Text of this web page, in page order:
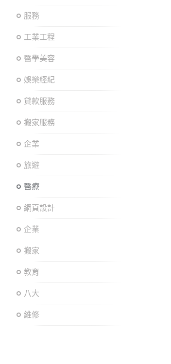
服務
工業工程
醫學美容
娛樂經紀
貸款服務
搬家服務
企業
旅遊
醫療
網頁設計
企業
搬家
教育
八大
維修